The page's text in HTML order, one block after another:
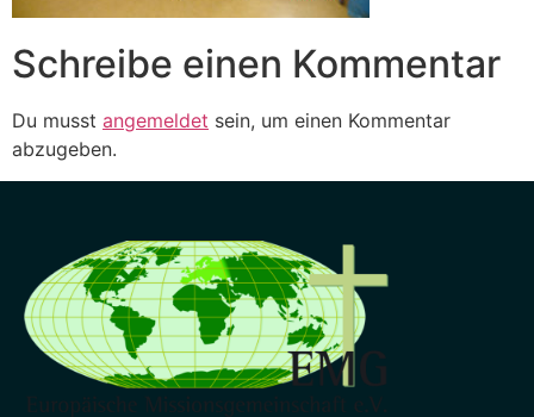
Schreibe einen Kommentar
Du musst angemeldet sein, um einen Kommentar
abzugeben.